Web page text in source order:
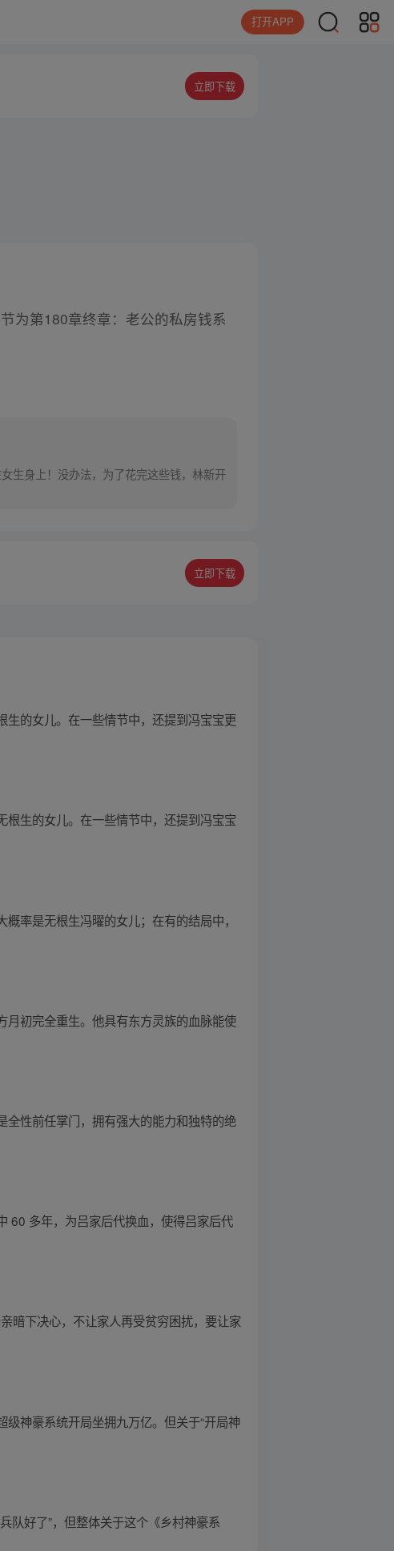
打开APP
立即下载
为第180章终章：老公的私房钱系
生身上！没办法，为了花完这些钱，林新开
立即下载
生的女儿。在一些情节中，还提到冯宝宝更
生的女儿。在一些情节中，还提到冯宝宝
率是无根生冯曜的女儿；在有的结局中，
月初完全重生。他具有东方灵族的血脉能使
性前任掌门，拥有强大的能力和独特的绝
60 多年，为吕家后代换血，使得吕家后代
暗下决心，不让家人再受贫穷困扰，要让家
神豪系统开局坐拥九万亿。但关于“开局神
队好了”，但整体关于这个《乡村神豪系